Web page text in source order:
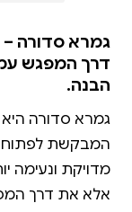
גמרא סדורה
דרך המפגש
הבנה.
גמרא סדורה
המבקשת לפתוח
מדויקת ונעימה